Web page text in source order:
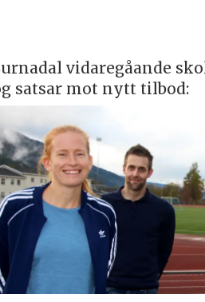
vidaregåande
satsar mot nytt tilbod: